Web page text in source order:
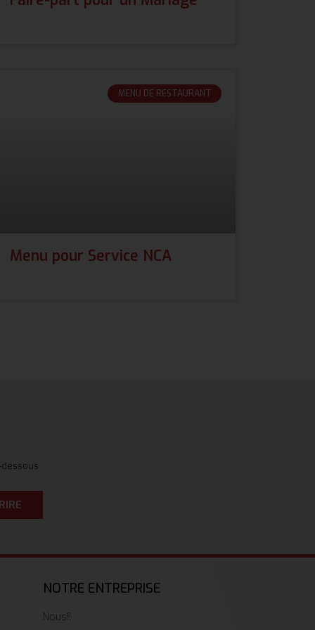
MENU DE RESTAURANT
Menu pour Service NCA
NOTRE ENTREPRISE
Nous!!